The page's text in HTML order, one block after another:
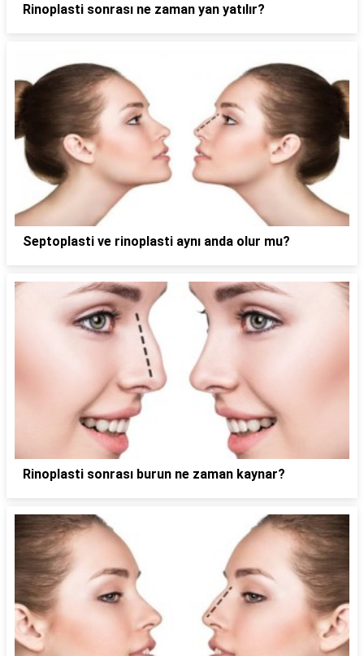
Rinoplasti sonrası ne zaman yan yatılır?
Septoplasti ve rinoplasti aynı anda olur mu?
Rinoplasti sonrası burun ne zaman kaynar?